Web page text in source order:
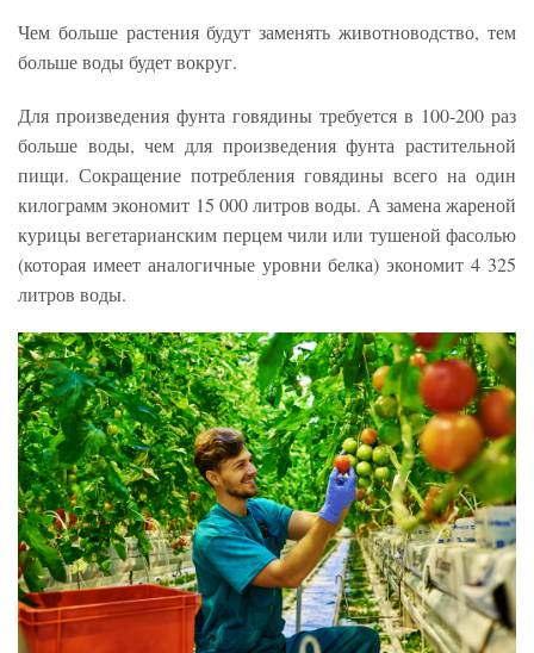
Чем больше растения будут заменять животноводство, тем
больше воды будет вокруг.
Для произведения фунта говядины требуется в 100-200 раз
больше воды, чем для произведения фунта растительной
пищи. Сокращение потребления говядины всего на один
килограмм экономит 15 000 литров воды. А замена жареной
курицы вегетарианским перцем чили или тушеной фасолью
(которая имеет аналогичные уровни белка) экономит 4 325
литров воды.